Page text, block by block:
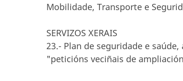
Mobilidade, Transporte e
SERVIZOS XERAIS
23.- Plan de seguridade e
"peticións veciñais de